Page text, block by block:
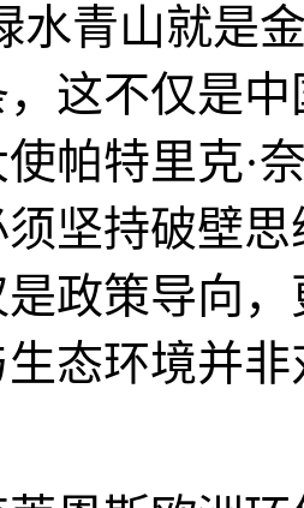
水青山就是
这不仅是
帕特里克·
坚持破壁
政策导向
态环境并